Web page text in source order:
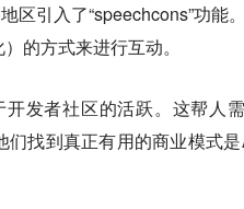
区引入了“speechcons”功能
的方式来进行互动。
发者社区的活跃。这帮人
找到真正有用的商业模式